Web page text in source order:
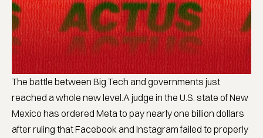
The battle between Big Tech and governments just
reached a whole new level.A judge in the U.S. state of New
Mexico has ordered Meta to pay nearly one billion dollars
after ruling that Facebook and Instagram failed to properly